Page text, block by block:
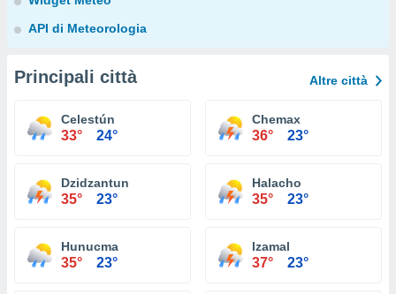
API di Meteorologia
Principali città Altre città
Celestún
33° 24°
Chemax
36° 23°
Dzidzantun
35° 23°
Halacho
35° 23°
Hunucma
35° 23°
Izamal
37° 23°